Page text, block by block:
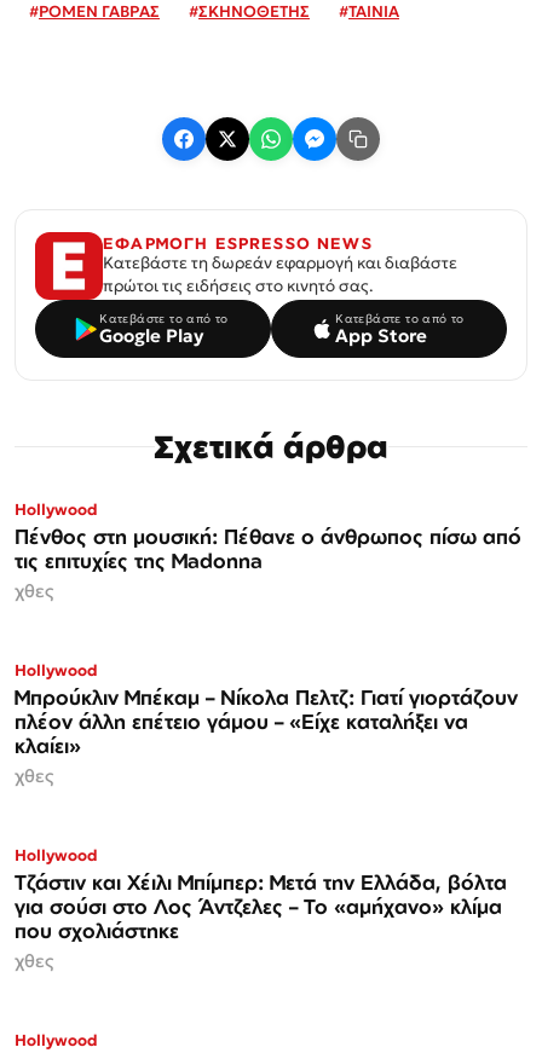
#ΡΟΜΕΝ ΓΑΒΡΑΣ #ΣΚΗΝΟΘΕΤΗΣ #ΤΑΙΝΙΑ
ΕΦΑΡΜΟΓΗ ESPRESSO NEWS
Κατεβάστε τη δωρεάν εφαρμογή και διαβάστε
πρώτοι τις ειδήσεις στο κινητό σας.
Κατεβάστε το από το
Google Play
Κατεβάστε το από το
App Store
Σχετικά άρθρα
Hollywood
Πένθος στη μουσική: Πέθανε ο άνθρωπος πίσω από
τις επιτυχίες της Madonna
χθες
Hollywood
Μπρούκλιν Μπέκαμ – Νίκολα Πελτζ: Γιατί γιορτάζουν
πλέον άλλη επέτειο γάμου – «Είχε καταλήξει να
κλαίει»
χθες
Hollywood
Τζάστιν και Χέιλι Μπίμπερ: Μετά την Ελλάδα, βόλτα
για σούσι στο Λος Άντζελες – Το «αμήχανο» κλίμα
που σχολιάστηκε
χθες
Hollywood